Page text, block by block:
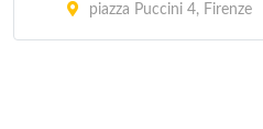
Semifonte
via Ugo Foscolo (Località
piazza Puccini 4, Firenze